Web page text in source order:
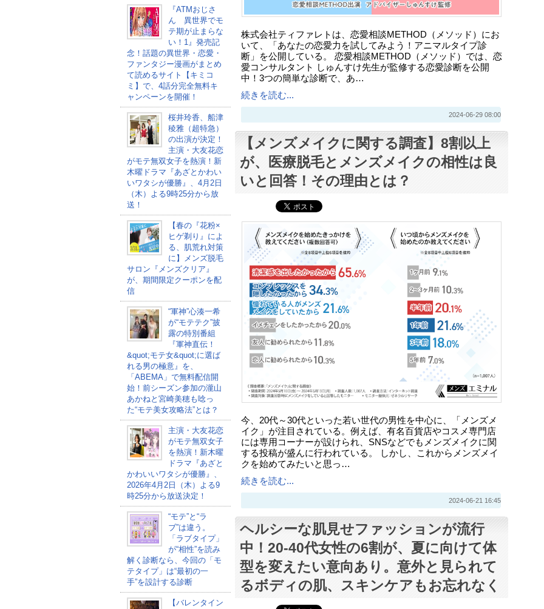
『ATMおじさ
ん 異世界でモ
テ期が止まらな
い！1』発売記
念！話題の異世界・恋愛・
ファンタジー漫画がまとめ
て読めるサイト【キミコ
ミ】で、4話分完全無料キ
ャンペーンを開催！
桜井玲香、船津
稜雅（超特急）
の出演が決定！
主演・大友花恋
がモテ無双女子を熱演！新
木曜ドラマ『あざとかわい
いワタシが優勝』、4月2日
（木）よる9時25分から放
送！
【春の『花粉×
ヒゲ剃り』によ
る、肌荒れ対策
に】メンズ脱毛
サロン『メンズクリア』
が、期間限定クーポンを配
信
“軍神”心湊一希
が“モテテク”披
露の特別番組
『軍神直伝！
&quot;モテ女&quot;に選ば
れる男の極意』を、
「ABEMA」で無料配信開
始！前シーズン参加の瀧山
あかねと宮崎美穂も唸っ
た“モテ美女攻略法”とは？
主演・大友花恋
がモテ無双女子
を熱演！新木曜
ドラマ『あざと
かわいいワタシが優勝』、
2026年4月2日（木）よる9
時25分から放送決定！
“モテ”と“ラ
ブ”は違う。
「ラブタイプ」
が“相性”を読み
解く診断なら、今回の「モ
テタイプ」は“最初の一
手”を設計する診断
【バレンタイン
株式会社ティファレトは、恋愛相談METHOD（メソッド）にお
いて、「あなたの恋愛力を試してみよう！アニマルタイプ診
断」を公開している。 恋愛相談METHOD（メソッド）では、恋
愛コンサルタント しゅんすけ先生が監修する恋愛診断を公開
中！3つの簡単な診断で、あ…
続きを読む...
2024-06-29 08:00
【メンズメイクに関する調査】8割以上
が、医療脱毛とメンズメイクの相性は良
いと回答！その理由とは？
今、20代～30代といった若い世代の男性を中心に、「メンズメ
イク」が注目されている。例えば、有名百貨店やコスメ専門店
には専用コーナーが設けられ、SNSなどでもメンズメイクに関
する投稿が盛んに行われている。 しかし、これからメンズメイ
クを始めてみたいと思っ…
続きを読む...
2024-06-21 16:45
ヘルシーな肌見せファッションが流行
中！20-40代女性の6割が、夏に向けて体
型を変えたい意向あり。意外と見られて
るボディの肌、スキンケアもお忘れなく